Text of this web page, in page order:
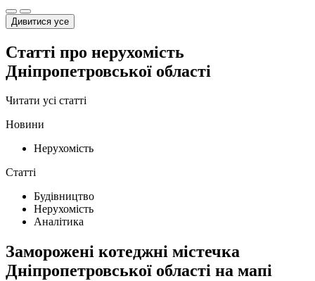
Дивитися усе
Статті про нерухомість
Дніпропетровської області
Читати усі статті
Новини
Нерухомість
Статті
Будівництво
Нерухомість
Аналітика
Заморожені котеджні містечка
Дніпропетровської області на мапі